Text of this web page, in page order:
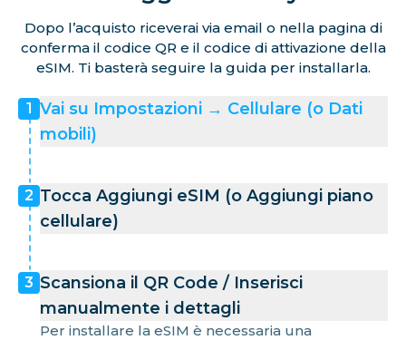
Dopo l’acquisto riceverai via email o nella pagina di
conferma il codice QR e il codice di attivazione della
eSIM. Ti basterà seguire la guida per installarla.
1 Vai su Impostazioni → Cellulare (o Dati
mobili)
2 Tocca Aggiungi eSIM (o Aggiungi piano
cellulare)
3 Scansiona il QR Code / Inserisci
manualmente i dettagli
Per installare la eSIM è necessaria una